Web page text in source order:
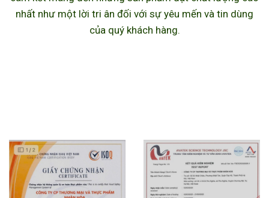
nhất như một lời tri ân đối với sự yêu mến và tin dùng
của quý khách hàng.